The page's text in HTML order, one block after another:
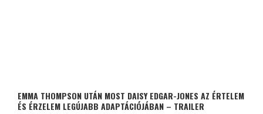
EMMA THOMPSON UTÁN MOST DAISY EDGAR-JONES AZ ÉRTELEM
ÉS ÉRZELEM LEGÚJABB ADAPTÁCIÓJÁBAN – TRAILER